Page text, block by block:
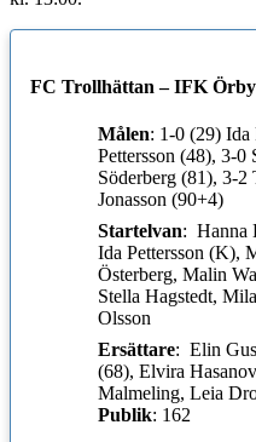
FC Trollhättan – IFK Örby
Målen: 1-0 (29) Ida
Pettersson (48), 3-0
Söderberg (81), 3-
Jonasson (90+4)
Startelvan: Hanna
Ida Pettersson (K),
Österberg, Malin
Stella Hagstedt,
Olsson
Ersättare: Elin
(68), Elvira
Malmeling, Leia
Publik: 162